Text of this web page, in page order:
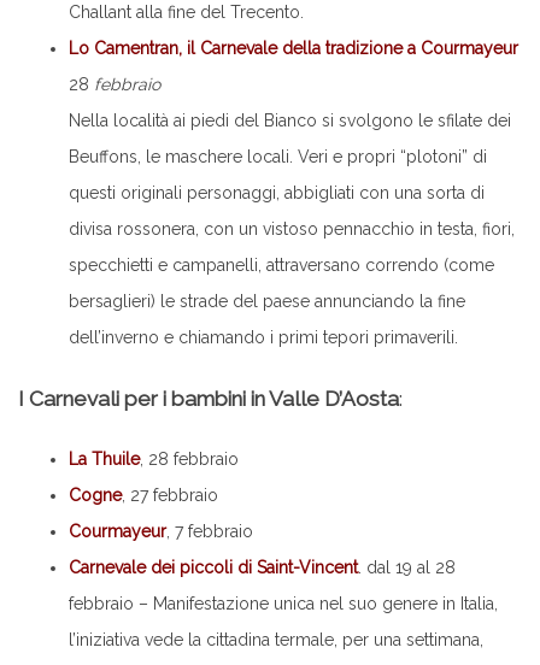
Challant alla fine del Trecento.
Lo Camentran, il Carnevale della tradizione a Courmayeur
28 febbraio
Nella località ai piedi del Bianco si svolgono le sfilate dei
Beuffons, le maschere locali. Veri e propri “plotoni” di
questi originali personaggi, abbigliati con una sorta di
divisa rossonera, con un vistoso pennacchio in testa, fiori,
specchietti e campanelli, attraversano correndo (come
bersaglieri) le strade del paese annunciando la fine
dell’inverno e chiamando i primi tepori primaverili.
I Carnevali per i bambini in Valle D’Aosta:
La Thuile, 28 febbraio
Cogne, 27 febbraio
Courmayeur, 7 febbraio
Carnevale dei piccoli di Saint-Vincent. dal 19 al 28
febbraio – Manifestazione unica nel suo genere in Italia,
l’iniziativa vede la cittadina termale, per una settimana,